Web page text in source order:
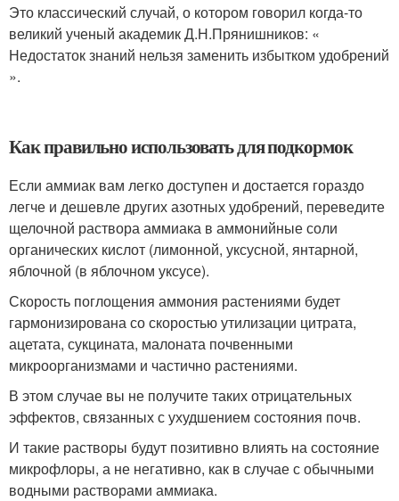
Это классический случай, о котором говорил когда-то
великий ученый академик Д.Н.Прянишников: «
Недостаток знаний нельзя заменить избытком удобрений
».
Как правильно использовать для подкормок
Если аммиак вам легко доступен и достается гораздо
легче и дешевле других азотных удобрений, переведите
щелочной раствора аммиака в аммонийные соли
органических кислот (лимонной, уксусной, янтарной,
яблочной (в яблочном уксусе).
Скорость поглощения аммония растениями будет
гармонизирована со скоростью утилизации цитрата,
ацетата, сукцината, малоната почвенными
микроорганизмами и частично растениями.
В этом случае вы не получите таких отрицательных
эффектов, связанных с ухудшением состояния почв.
И такие растворы будут позитивно влиять на состояние
микрофлоры, а не негативно, как в случае с обычными
водными растворами аммиака.